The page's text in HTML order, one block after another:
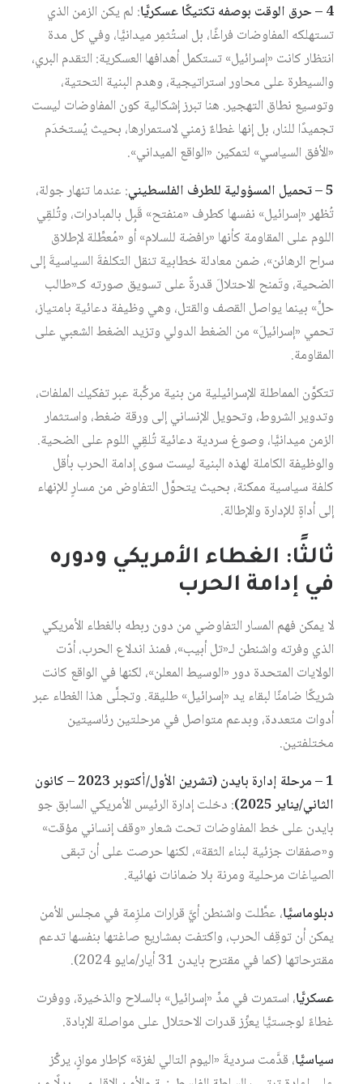
4 – حرق الوقت بوصفه تكتيكًا عسكريًّا
: لم يكن الزمن الذي
تستهلكه المفاوضات فراغًا، بل استُثمِر ميدانيًّا، وفي كل مدة
انتظار كانت «إسرائيل» تستكمل أهدافها العسكرية: التقدم البري،
والسيطرة على محاور استراتيجية، وهدم البنية التحتية،
وتوسيع نطاق التهجير. هنا تبرز إشكالية كون المفاوضات ليست
تجميدًا للنار، بل إنها غطاءٌ زمني لاستمرارها، بحيث يُستخدَم
«الأفق السياسي» لتمكين «الواقع الميداني».
5 – تحميل المسؤولية للطرف الفلسطيني
: عندما تنهار جولة،
تُظهر «إسرائيل» نفسها كطرف «منفتح» قَبِل بالمبادرات، وتُلقِي
اللوم على المقاومة كأنها «رافضة للسلام» أو «مُعطِّلة لإطلاق
سراح الرهائن»، ضمن معادلة خطابية تنقل التكلفةَ السياسيةَ إلى
الضحية، وتَمنح الاحتلالَ قدرةً على تسويق صورته كـ«طالب
حلٍّ» بينما يواصل القصف والقتل، وهي وظيفة دعائية بامتياز،
تحمي «إسرائيلَ» من الضغط الدولي وتزيد الضغط الشعبي على
المقاومة.
تتكوَّن المماطلة الإسرائيلية من بنية مركَّبة عبر تفكيك الملفات،
وتدوير الشروط، وتحويل الإنساني إلى ورقة ضغط، واستثمار
الزمن ميدانيًّا، وصوغ سردية دعائية تُلقِي اللوم على الضحية.
والوظيفة الكاملة لهذه البنية ليست سوى إدامة الحرب بأقل
كلفة سياسية ممكنة، بحيث يتحوَّل التفاوض من مسارٍ للإنهاء
إلى أداةٍ للإدارة والإطالة.
ثالثًا: الغطاء الأمريكي ودوره
في إدامة الحرب
لا يمكن فهم المسار التفاوضي من دون ربطه بالغطاء الأمريكي
الذي وفرته واشنطن لـ«تل أبيب»، فمنذ اندلاع الحرب، أدّت
الولايات المتحدة دور «الوسيط المعلن»، لكنها في الواقع كانت
شريكًا ضامنًا لبقاء يد «إسرائيل» طليقة. وتجلَّى هذا الغطاء عبر
أدوات متعددة، وبدعم متواصل في مرحلتين رئاسيتين
مختلفتين.
1 – مرحلة إدارة بايدن (تشرين الأول/أكتوبر 2023 – كانون
الثاني/يناير 2025)
: دخلت إدارة الرئيس الأمريكي السابق جو
بايدن على خط المفاوضات تحت شعار «وقف إنساني مؤقت»
و«صفقات جزئية لبناء الثقة»، لكنها حرصت على أن تبقى
الصياغات مرحلية ومرنة بلا ضمانات نهائية.
دبلوماسيًّا، عطَّلت واشنطن أيَّ قرارات ملزِمة في مجلس الأمن
يمكن أن توقِف الحرب، واكتفت بمشاريع صاغتها بنفسها تدعم
مقترحاتها (كما في مقترح بايدن 31 أيار/مايو 2024).
عسكريًّا، استمرت في مدِّ «إسرائيل» بالسلاح والذخيرة، ووفرت
غطاءً لوجستيًّا يعزِّز قدرات الاحتلال على مواصلة الإبادة.
سياسيًّا، قدَّمت سرديةَ «اليوم التالي لغزة» كإطار موازٍ، يركِّز